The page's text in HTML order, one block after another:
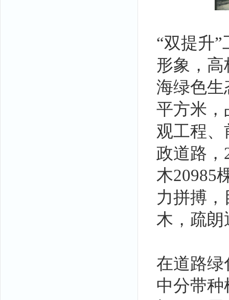
“双提升
形象，
海绿色生
平方米，
观工程、
政道路，
木20985
力拼搏
木，疏朗
在道路绿
中分带